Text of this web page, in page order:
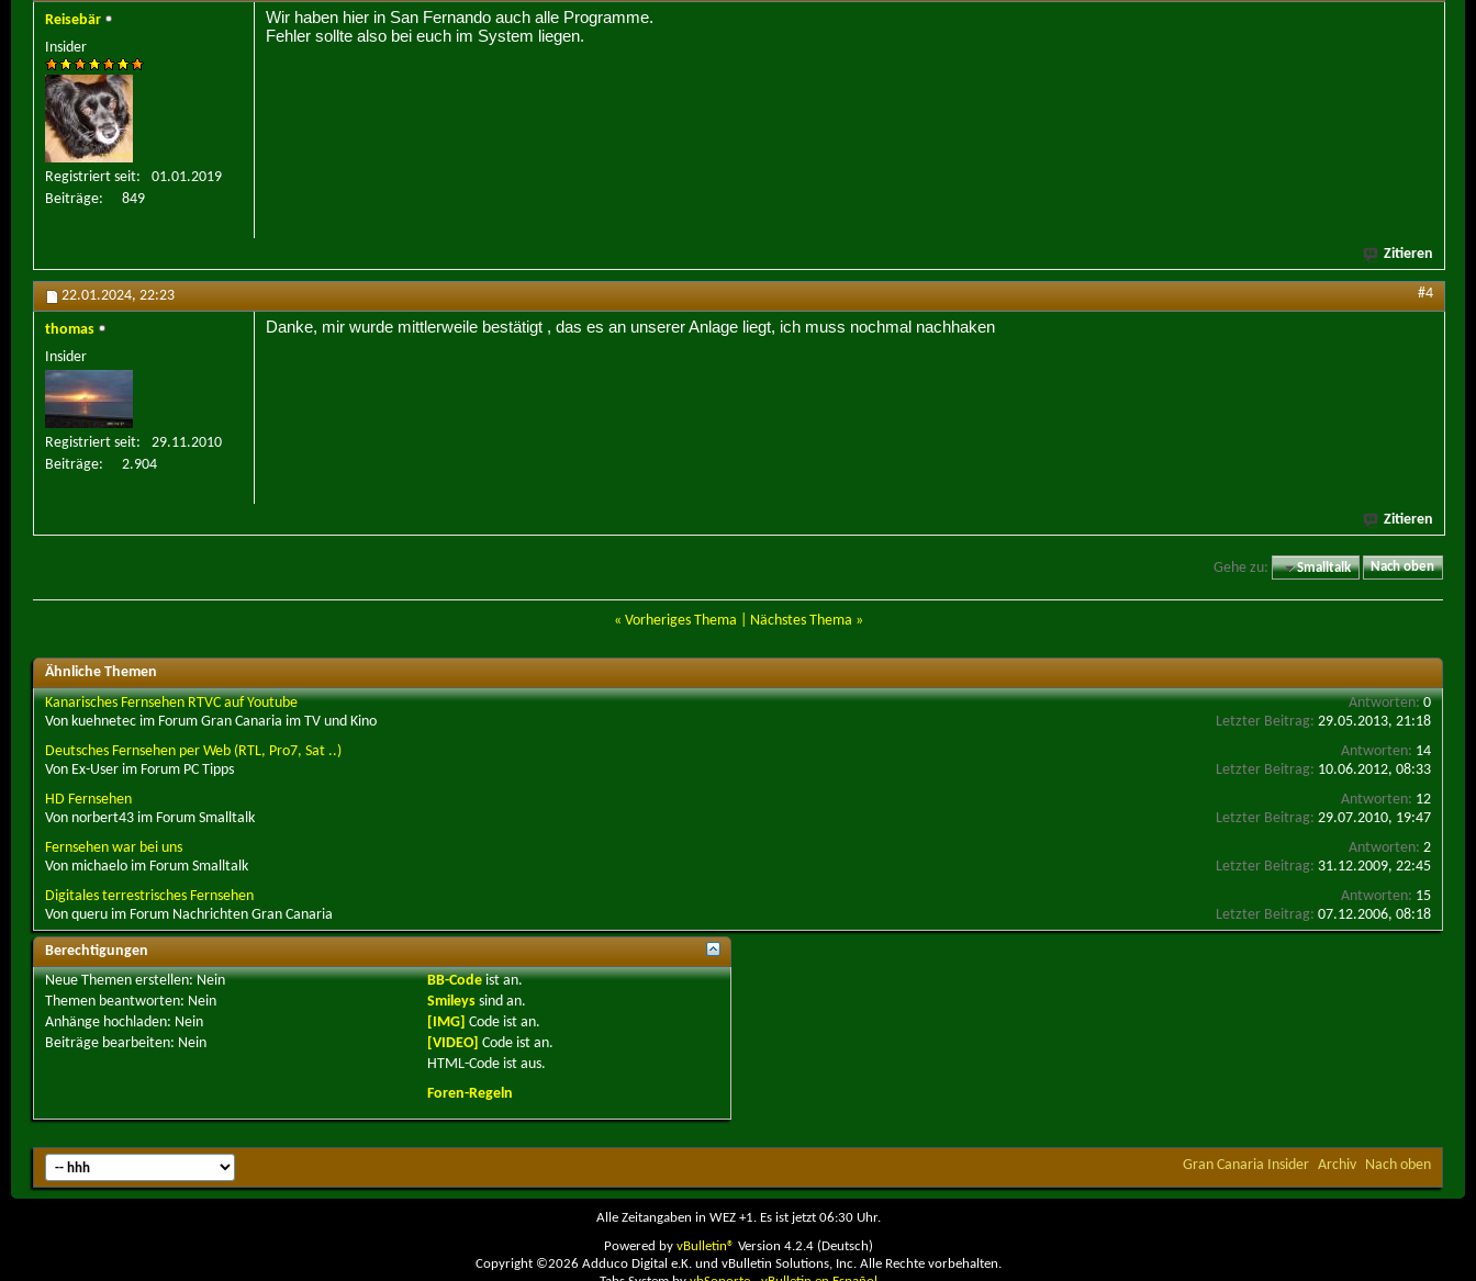
Reisebär
Insider
Registriert seit
01.01.2019
Beiträge
849
Wir haben hier in San Fernando auch alle Programme.
Fehler sollte also bei euch im System liegen.
Zitieren
22.01.2024, 22:23 #4
thomas
Insider
Registriert seit
29.11.2010
Beiträge
2.904
Danke, mir wurde mittlerweile bestätigt , das es an unserer Anlage liegt, ich muss nochmal nachhaken
Zitieren
Gehe zu: Smalltalk Nach oben
« Vorheriges Thema Nächstes Thema »
Ähnliche Themen
Kanarisches Fernsehen RTVC auf Youtube
Von kuehnetec im Forum Gran Canaria im TV und Kino
Antworten:0
Letzter Beitrag: 29.05.2013, 21:18
Deutsches Fernsehen per Web (RTL, Pro7, Sat ..)
Von Ex-User im Forum PC Tipps
Antworten: 14
Letzter Beitrag: 10.06.2012, 08:33
HD Fernsehen
Von norbert43 im Forum Smalltalk
Antworten: 12
Letzter Beitrag: 29.07.2010, 19:47
Fernsehen war bei uns
Von michaelo im Forum Smalltalk
Antworten: 2
Letzter Beitrag: 31.12.2009, 22:45
Digitales terrestrisches Fernsehen
Von queru im Forum Nachrichten Gran Canaria
Antworten: 15
Letzter Beitrag: 07.12.2006, 08:18
Berechtigungen
Neue Themen erstellen:Nein
Themen beantworten: Nein
Anhänge hochladen: Nein
Beiträge bearbeiten: Nein
BB-Codeistan.
Smileyssind an.
[IMG] Code ist an.
[VIDEO] Code ist an.
HTML-Code ist aus.
Foren-Regeln
Gran Canaria Insider Archiv Nach oben
Alle Zeitangaben in WEZ +1. Es ist jetzt 06:30Uhr.
Powered by vBulletin® Version 4.2.4 (Deutsch)
Copyright ©2026 Adduco Digital e.K. und vBulletin Solutions, Inc. Alle Rechte vorbehalten.